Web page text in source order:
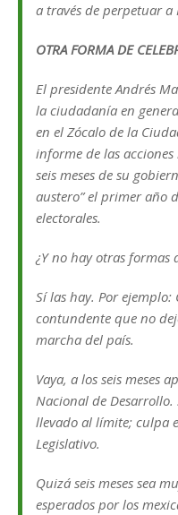
a través de perpetuar a
OTRA FORMA DE
El presidente Andrés
la ciudadanía en
en el Zócalo de la
informe de las
seis meses de su
austero” el primer año
electorales.
¿Y no hay otras formas
Sí las hay. Por ejemplo:
contundente que no
marcha del país.
Vaya, a los seis meses
Nacional de
llevado al límite; culpa
Legislativo.
Quizá seis meses sea
esperados por los